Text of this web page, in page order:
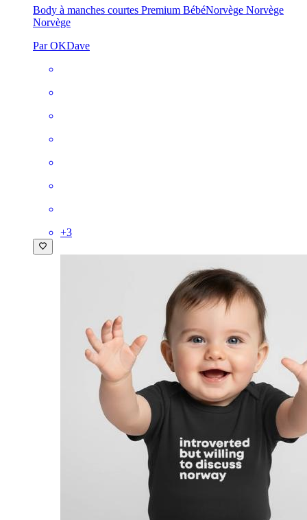
Body à manches courtes Premium BébéNorvège Norvège
Norvège
Par OKDave
+3